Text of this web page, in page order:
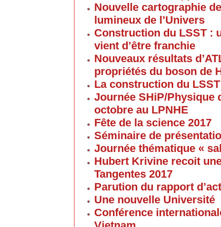
Nouvelle cartographie
lumineux de l’Univers
Construction du LSST :
vient d’être franchie
Nouveaux résultats
propriétés du boson de
La construction du
Journée SHiP/Physique
octobre au LPNHE
Fête de la science 2017
Séminaire de
Journée thématique «
Hubert Krivine recoit
Tangentes 2017
Parution du rapport
Une nouvelle Université
Conférence